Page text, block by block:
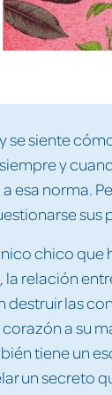
se siente
y
esa norma.
sus
chico que
relación
destruir las
a su
tiene un
un secreto